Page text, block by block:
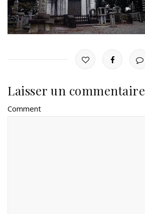
Laisser un commentaire
Comment